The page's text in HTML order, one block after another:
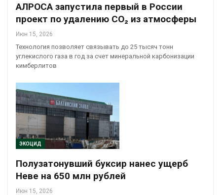
АЛРОСА запустила первый в России
проект по удалению CO₂ из атмосферы
Июн 15, 2026
Технология позволяет связывать до 25 тысяч тонн
углекислого газа в год за счет минеральной карбонизации
кимберлитов
ЭКОЦИД
Полузатонувший буксир нанес ущерб
Неве на 650 млн рублей
Июн 15, 2026